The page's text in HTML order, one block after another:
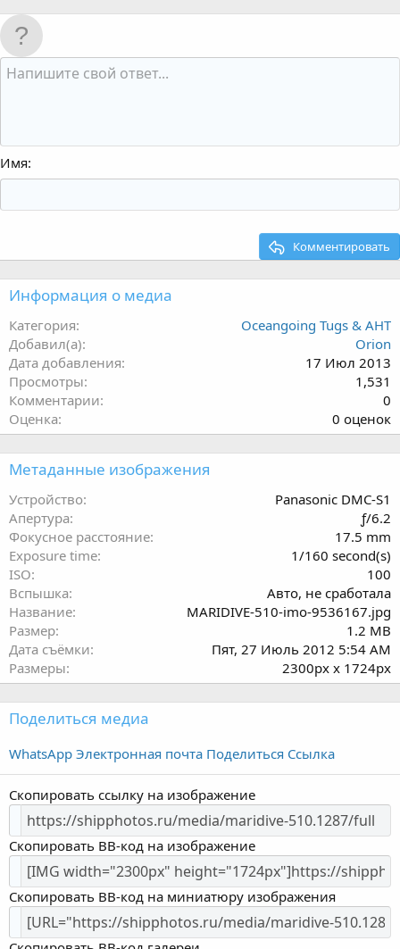
Имя
Комментировать
Информация о медиа
Категория
Oceangoing Tugs & AHT
Добавил(а)
Orion
Дата добавления
17 Июл 2013
Просмотры
1,531
Комментарии
0
Оценка
0
.
0
з
ё
з
0 оценок
Метаданные изображения
Устройство
Panasonic DMC-S1
Апертура
ƒ/6.2
Фокусное расстояние
17.5 mm
Exposure time
1/160 second(s)
ISO
100
Вспышка
Авто, не сработала
Название
MARIDIVE-510-imo-9536167.jpg
Размер
1.2 MB
Дата съёмки
Пят, 27 Июль 2012 5:54 AM
Размеры
2300px x 1724px
Поделиться медиа
WhatsApp Электронная почта Поделиться Ссылка
Скопировать ссылку на изображение
Скопировать BB-код на изображение
Скопировать BB-код на миниатюру изображения